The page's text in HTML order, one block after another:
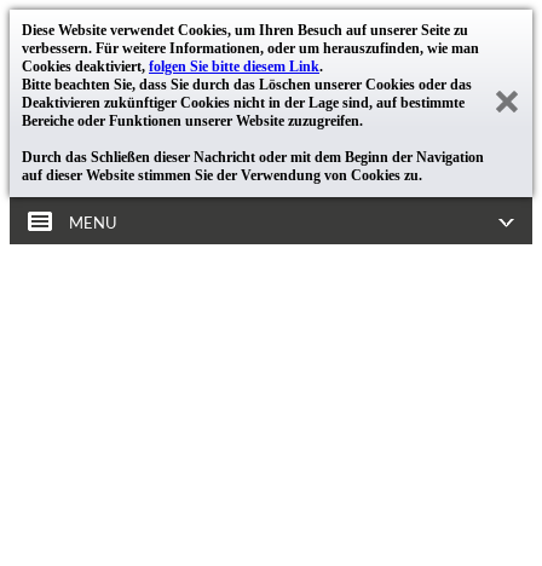
Diese Website verwendet Cookies, um Ihren Besuch auf unserer Seite zu
verbessern. Für weitere Informationen, oder um herauszufinden, wie man
Cookies deaktiviert, folgen Sie bitte diesem Link.
Bitte beachten Sie, dass Sie durch das Löschen unserer Cookies oder das
Deaktivieren zukünftiger Cookies nicht in der Lage sind, auf bestimmte
Bereiche oder Funktionen unserer Website zuzugreifen.
Durch das Schließen dieser Nachricht oder mit dem Beginn der Navigation
auf dieser Website stimmen Sie der Verwendung von Cookies zu.
MENU